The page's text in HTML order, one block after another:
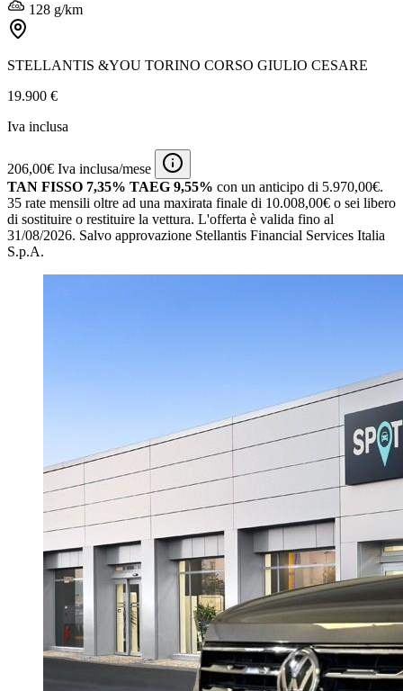
128 g/km
STELLANTIS &YOU TORINO CORSO GIULIO CESARE
19.900 €
Iva inclusa
206,00€ Iva inclusa/mese
TAN FISSO 7,35% TAEG 9,55% con un anticipo di 5.970,00€.
35 rate mensili oltre ad una maxirata finale di 10.008,00€ o sei libero
di sostituire o restituire la vettura. L'offerta è valida fino al
31/08/2026. Salvo approvazione Stellantis Financial Services Italia
S.p.A.